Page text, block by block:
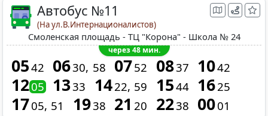
Автобус №11
(На ул.В.Интернационалистов)
Смоленская площадь - ТЦ "Корона" - Школа № 24
через 48 мин.
0542 0630 58 0752 0837 1042
1205 1333 1422 59 1544 1625
1705 51 1938 21 20 2238 0001